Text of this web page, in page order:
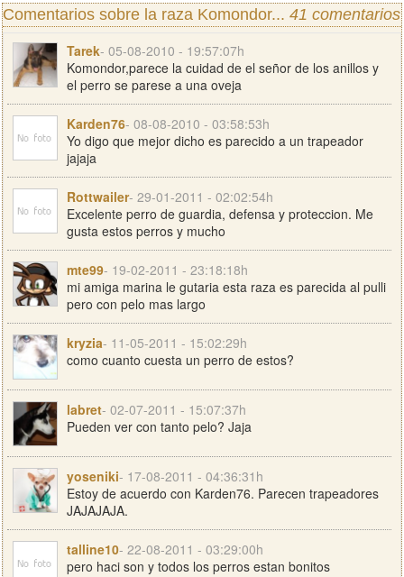
Comentarios sobre la raza Komondor... 41 comentarios
Tarek- 05-08-2010 - 19:57:07h
Komondor,parece la cuidad de el señor de los anillos y
el perro se parese a una oveja
Karden76- 08-08-2010 - 03:58:53h
Yo digo que mejor dicho es parecido a un trapeador
jajaja
Rottwailer- 29-01-2011 - 02:02:54h
Excelente perro de guardia, defensa y proteccion. Me
gusta estos perros y mucho
mte99- 19-02-2011 - 23:18:18h
mi amiga marina le gutaria esta raza es parecida al pulli
pero con pelo mas largo
kryzia- 11-05-2011 - 15:02:29h
como cuanto cuesta un perro de estos?
labret- 02-07-2011 - 15:07:37h
Pueden ver con tanto pelo? Jaja
yoseniki- 17-08-2011 - 04:36:31h
Estoy de acuerdo con Karden76. Parecen trapeadores
JAJAJAJA.
talline10- 22-08-2011 - 03:29:00h
pero haci son y todos los perros estan bonitos